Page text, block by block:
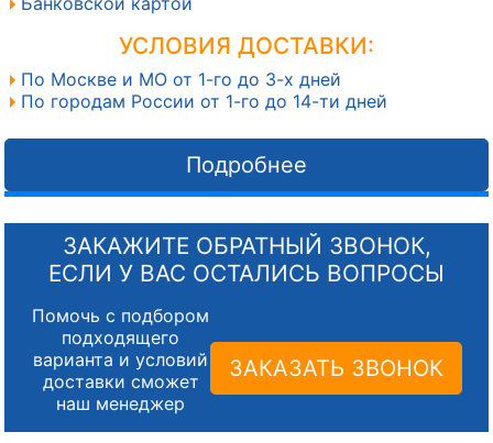
УСЛОВИЯ ДОСТАВКИ:
По Москве и МО от 1-го до 3-х дней
По городам России от 1-го до 14-ти дней
Подробнее
ЗАКАЖИТЕ ОБРАТНЫЙ ЗВОНОК,
ЕСЛИ У ВАС ОСТАЛИСЬ ВОПРОСЫ
Помочь с подбором
подходящего
варианта и условий
доставки сможет
наш менеджер
ЗАКАЗАТЬ ЗВОНОК